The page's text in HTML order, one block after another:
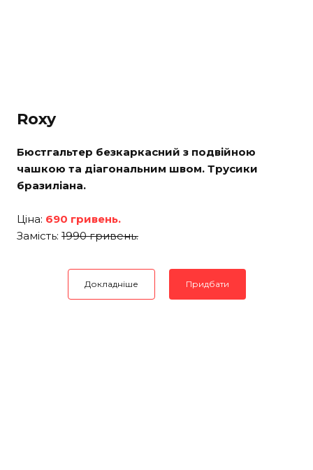
Roxy
Бюстгальтер безкаркасний з подвійною
чашкою та діагональним швом. Трусики
бразиліана.
Ціна: 690 гривень.
Замість: 1990 гривень.
Докладніше Придбати